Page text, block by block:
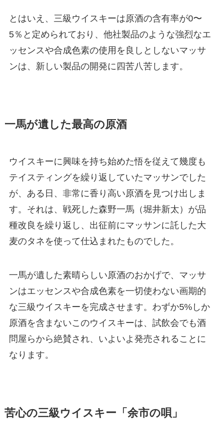
とはいえ、三級ウイスキーは原酒の含有率が0〜
5％と定められており、他社製品のような強烈なエ
ッセンスや合成色素の使用を良しとしないマッサ
ンは、新しい製品の開発に四苦八苦します。
一馬が遺した最高の原酒
ウイスキーに興味を持ち始めた悟を従えて幾度も
テイスティングを繰り返していたマッサンでした
が、ある日、非常に香り高い原酒を見つけ出しま
す。それは、戦死した森野一馬（堀井新太）が品
種改良を繰り返し、出征前にマッサンに託した大
麦のタネを使って仕込まれたものでした。
一馬が遺した素晴らしい原酒のおかげで、マッサ
ンはエッセンスや合成色素を一切使わない画期的
な三級ウイスキーを完成させます。わずか5%しか
原酒を含まないこのウイスキーは、試飲会でも酒
問屋らから絶賛され、いよいよ発売されることに
なります。
苦心の三級ウイスキー「余市の唄」